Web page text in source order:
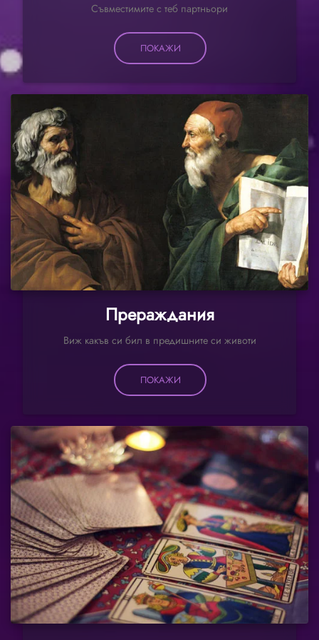
Съвместимите с теб партньори
ПОКАЖИ
Прераждания
Виж какъв си бил в предишните си животи
ПОКАЖИ